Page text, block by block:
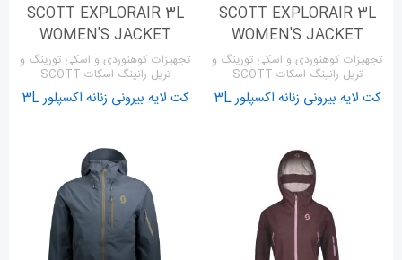
SCOTT EXPLORAIR 3L
WOMEN'S JACKET
تجهیزات کوهنوردی و اسکی تورینگ و
تریل رانینگ اسکات SCOTT
کت لایه بیرونی زنانه اکسپلور 3L
SCOTT EXPLORAIR 3L
WOMEN'S JACKET
تجهیزات کوهنوردی و اسکی تورینگ و
تریل رانینگ اسکات SCOTT
کت لایه بیرونی زنانه اکسپلور 3L